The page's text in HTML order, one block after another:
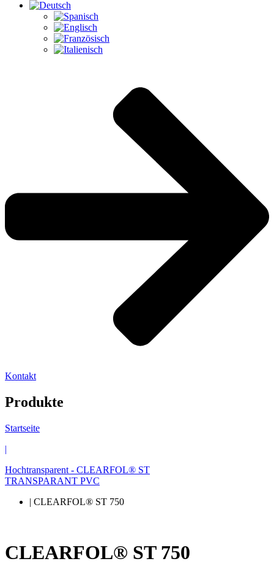
Kontakt
Produkte
Startseite
|
Hochtransparent - CLEARFOL® ST
TRANSPARANT PVC
| CLEARFOL® ST 750
CLEARFOL® ST 750